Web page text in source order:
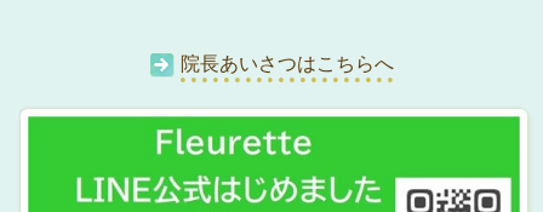
院長あいさつはこちらへ